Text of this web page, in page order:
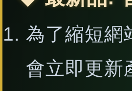
為了縮短網
會立即更